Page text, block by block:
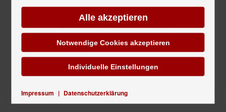
Die vollständigen Studienergebnisse sind erhältlich
bei Jochen Kröber unter jkroeber(ÄT)horvath-
partners.com.
{tortags,102,1}
Alle akzeptieren
Notwendige Cookies akzeptieren
Impressum | Datenschutzerklärung
Individuelle Einstellungen